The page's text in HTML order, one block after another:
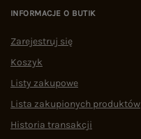
INFORMACJE O BUTIK
Zarejestruj się
Koszyk
Listy zakupowe
Lista zakupionych produktów
Historia transakcji